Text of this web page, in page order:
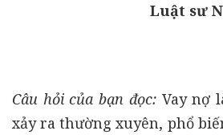
Luật sư
Câu hỏi của bạn đọc: Vay nợ
xảy ra thường xuyên, phổ